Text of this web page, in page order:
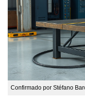
Confirmado por Stéfano